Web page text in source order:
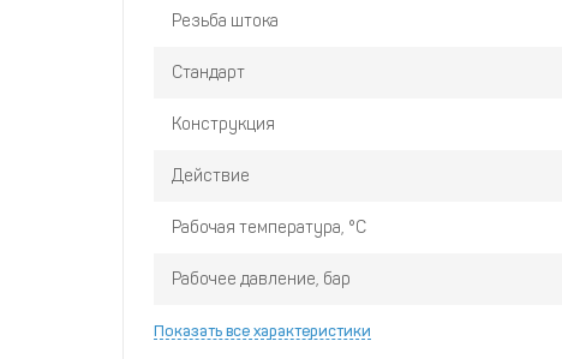
Резьба штока
Стандарт
Конструкция
Действие
Рабочая температура, °С
Рабочее давление, бар
Показать все характеристики